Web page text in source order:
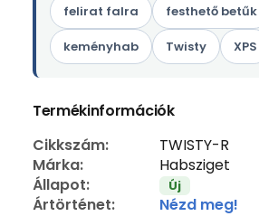
felirat falra festhető betűk
keményhab Twisty XPS
Termékinformációk
Cikkszám:
TWISTY-R
Márka:
Habsziget
Állapot:
Új
Ártörténet: Nézd meg!